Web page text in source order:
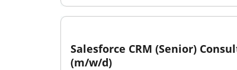
Salesforce CRM (Senior)
(m/w/d)